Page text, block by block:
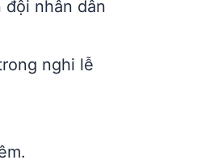
đội nhân dân
nghi lễ